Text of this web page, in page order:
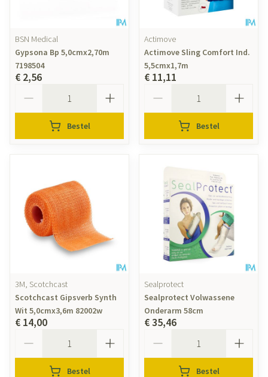
BSN Medical
Gypsona Bp 5,0cmx2,70m
7198504
€ 2,56
Bestel
Actimove
Actimove Sling Comfort Ind.
5,5cmx1,7m
€ 11,11
Bestel
3M, Scotchcast
Scotchcast Gipsverb Synth
Wit 5,0cmx3,6m 82002w
€ 14,00
Bestel
Sealprotect
Sealprotect Volwassene
Onderarm 58cm
€ 35,46
Bestel